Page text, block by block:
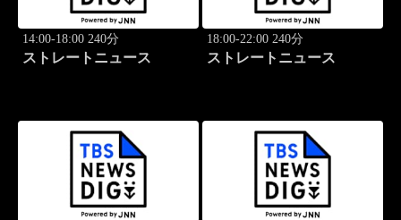
14:00-18:00 240分
ストレートニュース
18:00-22:00 240分
ストレートニュース